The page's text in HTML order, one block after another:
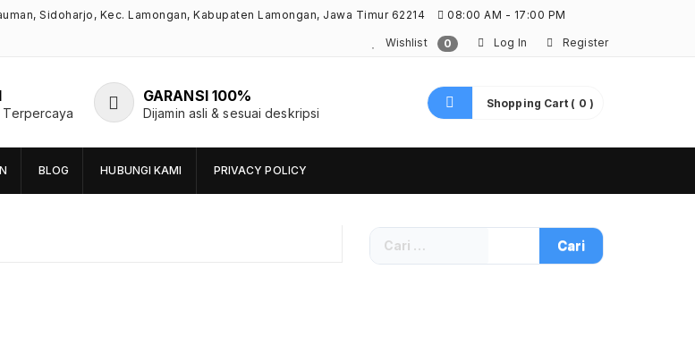
Sidoharjo, Kec. Lamongan, Kabupaten Lamongan, Jawa Timur 62214 08:00 AM - 17:00 PM
Wishlist 0 Log In Register
Terpercaya
GARANSI 100%
Dijamin asli & sesuai deskripsi
Shopping Cart ( 0 )
BLOG HUBUNGI KAMI PRIVACY POLICY
Cari
untuk: